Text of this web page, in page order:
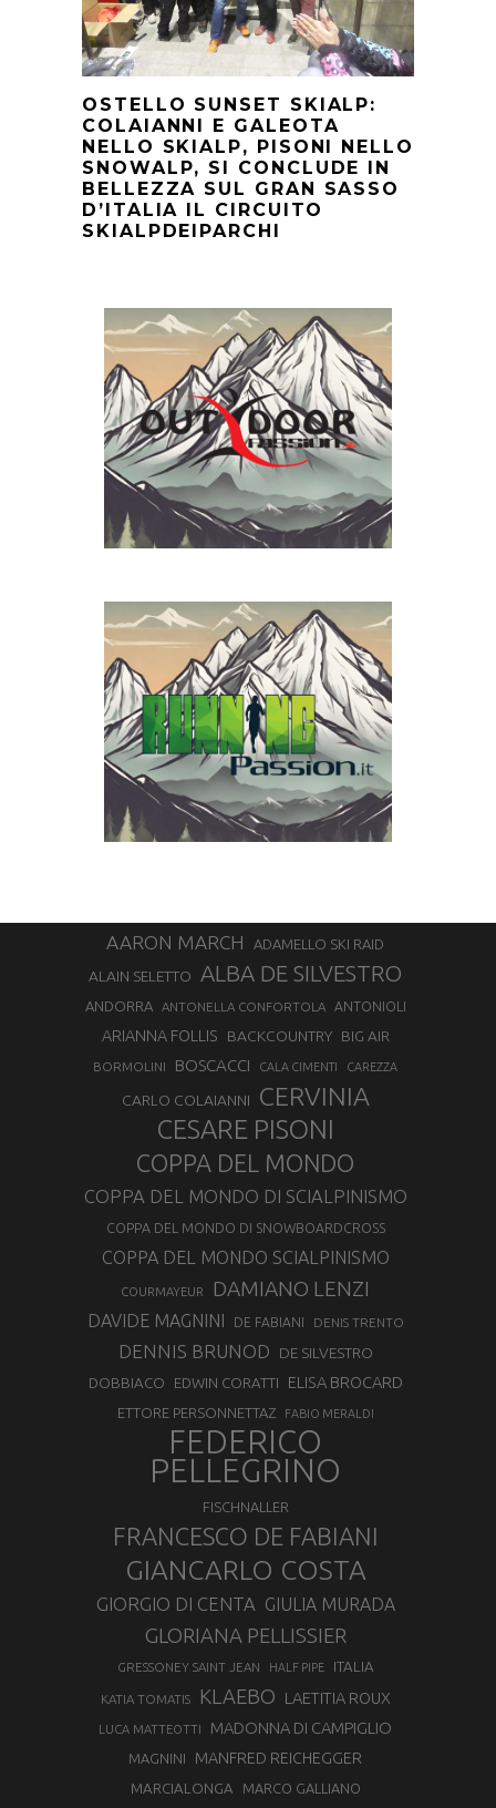
OSTELLO SUNSET SKIALP:
COLAIANNI E GALEOTA
NELLO SKIALP, PISONI NELLO
SNOWALP, SI CONCLUDE IN
BELLEZZA SUL GRAN SASSO
D’ITALIA IL CIRCUITO
SKIALPDEIPARCHI
AARON MARCH ADAMELLO SKI RAID
ALAIN SELETTO ALBA DE SILVESTRO
ANDORRA ANTONELLA CONFORTOLA ANTONIOLI
ARIANNA FOLLIS BACKCOUNTRY BIG AIR
BORMOLINI BOSCACCI CALA CIMENTI CAREZZA
CARLO COLAIANNI CERVINIA
CESARE PISONI
COPPA DEL MONDO
COPPA DEL MONDO DI SCIALPINISMO
COPPA DEL MONDO DI SNOWBOARDCROSS
COPPA DEL MONDO SCIALPINISMO
COURMAYEUR DAMIANO LENZI
DAVIDE MAGNINI DE FABIANI DENIS TRENTO
DENNIS BRUNOD DE SILVESTRO
DOBBIACO EDWIN CORATTI ELISA BROCARD
ETTORE PERSONNETTAZ FABIO MERALDI
FEDERICO
PELLEGRINO
FISCHNALLER
FRANCESCO DE FABIANI
GIANCARLO COSTA
GIORGIO DI CENTA GIULIA MURADA
GLORIANA PELLISSIER
GRESSONEY SAINT JEAN HALF PIPE ITALIA
KATIA TOMATIS KLAEBO LAETITIA ROUX
LUCA MATTEOTTI MADONNA DI CAMPIGLIO
MAGNINI MANFRED REICHEGGER
MARCIALONGA MARCO GALLIANO